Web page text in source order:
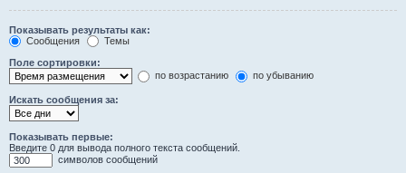
Показывать результаты как:
Сообщения
Темы
Поле сортировки:
по возрастанию
по убыванию
Искать сообщения за:
Показывать первые:
Введите 0 для вывода полного текста сообщений.
символов сообщений